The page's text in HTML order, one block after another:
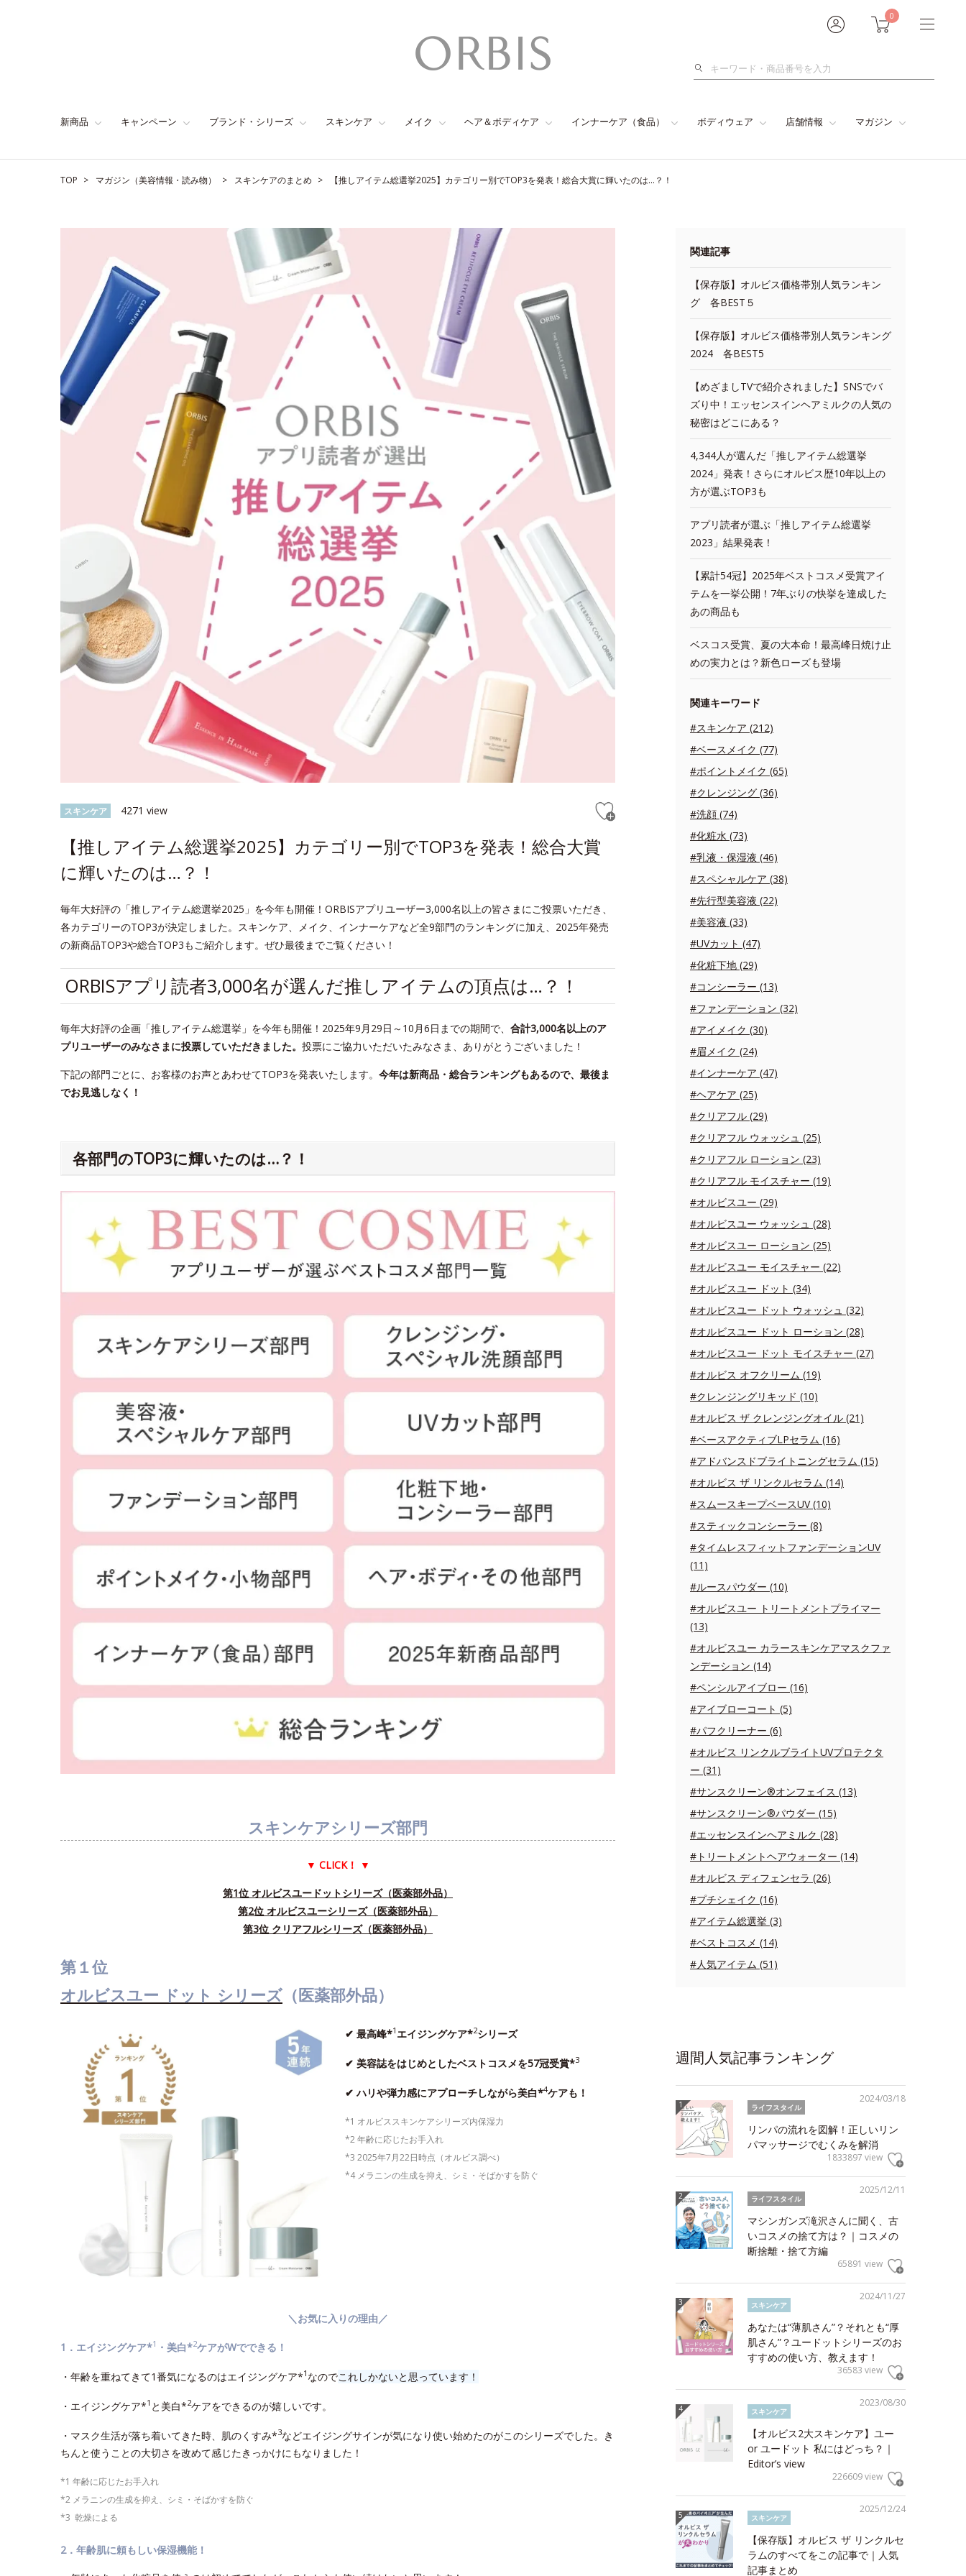
0
検
新商品 キャンペーン ブランド・シリーズ スキンケア メイク ヘア＆ボディケア インナーケア（食品） ボディウェア 店舗情報 マガジン
TOP マガジン（美容情報・読み物） スキンケアのまとめ 【推しアイテム総選挙2025】カテゴリー別でTOP3を発表！総合大賞に輝いたのは…？！
スキンケア 4271 view
【推しアイテム総選挙2025】カテゴリー別でTOP3を発表！総合大賞
に輝いたのは…？！
毎年大好評の「推しアイテム総選挙2025」を今年も開催！ORBISアプリユーザー3,000名以上の皆さまにご投票いただき、
各カテゴリーのTOP3が決定しました。スキンケア、メイク、インナーケアなど全9部門のランキングに加え、2025年発売
の新商品TOP3や総合TOP3もご紹介します。ぜひ最後までご覧ください！
ORBISアプリ読者3,000名が選んだ推しアイテムの頂点は…？！
毎年大好評の企画「推しアイテム総選挙」を今年も開催！2025年9月29日～10月6日までの期間で、 合計3,000名以上のア
プリユーザーのみなさまに投票していただきました。 投票にご協力いただいたみなさま、ありがとうございました！
下記の部門ごとに、お客様のお声とあわせてTOP3を発表いたします。 今年は新商品・総合ランキングもあるので、最後ま
でお見逃しなく！
各部門のTOP3に輝いたのは…？！
スキンケアシリーズ部門
▼ CLICK！ ▼
第1位 オルビスユードットシリーズ（医薬部外品）
第2位 オルビスユーシリーズ（医薬部外品）
第3位 クリアフルシリーズ（医薬部外品）
第１位
オルビスユー ドット シリーズ （医薬部外品）
✔ 最高峰*1 エイジングケア*2シリーズ
✔ 美容誌をはじめとしたベストコスメを57冠受賞*3
✔ ハリや弾力感にアプローチしながら美白*4ケアも！
*1 オルビススキンケアシリーズ内保湿力
*2 年齢に応じたお手入れ
*3 2025年7月22日時点（オルビス調べ）
*4 メラニンの生成を抑え、シミ・そばかすを防ぐ
＼お気に入りの理由／
1．エイジングケア*1 ・美白*2ケアがWでできる！
・年齢を重ねてきて1番気になるのはエイジングケア*1 なのでこれしかないと思っています！
・エイジングケア*1 と美白*2ケアをできるのが嬉しいです。
・マスク生活が落ち着いてきた時、肌のくすみ*3などエイジングサインが気になり使い始めたのがこのシリーズでした。き
ちんと使うことの大切さを改めて感じたきっかけにもなりました！
*1 年齢に応じたお手入れ
*2 メラニンの生成を抑え、シミ・そばかすを防ぐ
*3 乾燥による
2．年齢肌に頼もしい保湿機能！
関連記事
【保存版】オルビス価格帯別人気ランキン
グ 各BEST５
【保存版】オルビス価格帯別人気ランキング
2024 各BEST5
【めざましTVで紹介されました】SNSでバ
ズり中！エッセンスインヘアミルクの人気の
秘密はどこにある？
4,344人が選んだ「推しアイテム総選挙
2024」発表！さらにオルビス歴10年以上の
方が選ぶTOP3も
アプリ読者が選ぶ「推しアイテム総選挙
2023」結果発表！
【累計54冠】2025年ベストコスメ受賞アイ
テムを一挙公開！7年ぶりの快挙を達成した
あの商品も
ベスコス受賞、夏の大本命！最高峰日焼け止
めの実力とは？新色ローズも登場
関連キーワード
#スキンケア (212)
#ベースメイク (77)
#ポイントメイク (65)
#クレンジング (36)
#洗顔 (74)
#化粧水 (73)
#乳液・保湿液 (46)
#スペシャルケア (38)
#先行型美容液 (22)
#美容液 (33)
#UVカット (47)
#化粧下地 (29)
#コンシーラー (13)
#ファンデーション (32)
#アイメイク (30)
#眉メイク (24)
#インナーケア (47)
#ヘアケア (25)
#クリアフル (29)
#クリアフル ウォッシュ (25)
#クリアフル ローション (23)
#クリアフル モイスチャー (19)
#オルビスユー (29)
#オルビスユー ウォッシュ (28)
#オルビスユー ローション (25)
#オルビスユー モイスチャー (22)
#オルビスユー ドット (34)
#オルビスユー ドット ウォッシュ (32)
#オルビスユー ドット ローション (28)
#オルビスユー ドット モイスチャー (27)
#オルビス オフクリーム (19)
#クレンジングリキッド (10)
#オルビス ザ クレンジングオイル (21)
#ベースアクティブLPセラム (16)
#アドバンスドブライトニングセラム (15)
#オルビス ザ リンクルセラム (14)
#スムースキープベースUV (10)
#スティックコンシーラー (8)
#タイムレスフィットファンデーションUV
(11)
#ルースパウダー (10)
#オルビスユー トリートメントプライマー
(13)
#オルビスユー カラースキンケアマスクファ
ンデーション (14)
#ペンシルアイブロー (16)
#アイブローコート (5)
#パフクリーナー (6)
#オルビス リンクルブライトUVプロテクタ
ー (31)
#サンスクリーン®オンフェイス (13)
#サンスクリーン®パウダー (15)
#エッセンスインヘアミルク (28)
#トリートメントヘアウォーター (14)
#オルビス ディフェンセラ (26)
#プチシェイク (16)
#アイテム総選挙 (3)
#ベストコスメ (14)
#人気アイテム (51)
週間人気記事ランキング
2024/03/18
ライフスタイル
リンパの流れを図解！正しいリン
パマッサージでむくみを解消
1833897 view
2025/12/11
ライフスタイル
マシンガンズ滝沢さんに聞く、古
いコスメの捨て方は？｜コスメの
断捨離・捨て方編
65891 view
2024/11/27
スキンケア
あなたは“薄肌さん”？それとも“厚
肌さん”？ユードットシリーズのお
すすめの使い方、教えます！
36583 view
2023/08/30
スキンケア
【オルビス2大スキンケア】ユー
or ユードット 私にはどっち？｜
Editor’s view
226609 view
2025/12/24
スキンケア
【保存版】オルビス ザ リンクルセ
ラムのすべてをこの記事で｜人気
記事まとめ